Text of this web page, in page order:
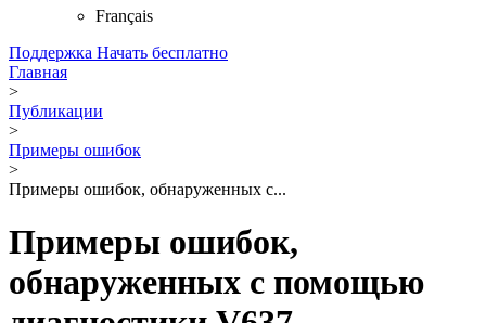
Français
Поддержка Начать бесплатно
Главная
>
Публикации
>
Примеры ошибок
>
Примеры ошибок, обнаруженных с...
Примеры ошибок,
обнаруженных с помощью